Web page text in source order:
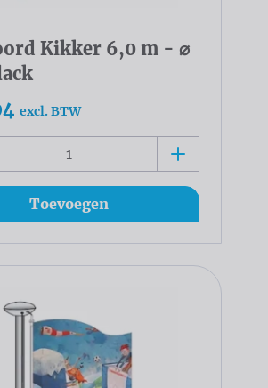
Kikker 6,0 m - ⌀
excl. BTW
Toevoegen